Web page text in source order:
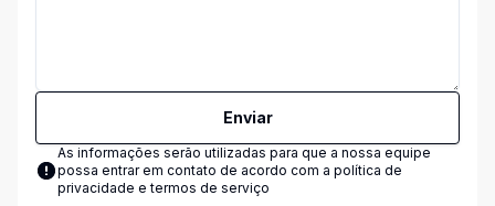
Enviar
As informações serão utilizadas para que a nossa equipe
possa entrar em contato de acordo com a política de
privacidade e termos de serviço